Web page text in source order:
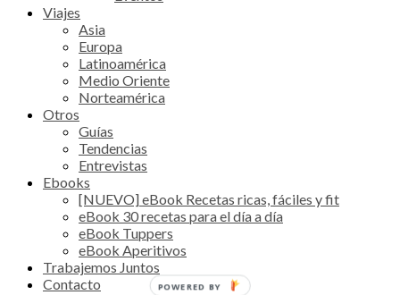
Viajes
Asia
Europa
Latinoamérica
Medio Oriente
Norteamérica
Otros
Guías
Tendencias
Entrevistas
Ebooks
[NUEVO] eBook Recetas ricas, fáciles y fit
eBook 30 recetas para el día a día
eBook Tuppers
eBook Aperitivos
Trabajemos Juntos
Contacto
POWERED BY